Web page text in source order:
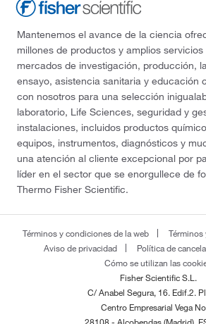
Mantenemos el avance de la ciencia
millones de productos y amplios
mercados de investigación, producción,
ensayo, asistencia sanitaria y educación
con nosotros para una selección
laboratorio, Life Sciences, seguridad y
instalaciones, incluidos productos
equipos, instrumentos, diagnósticos y
una atención al cliente excepcional por
líder en el sector que se enorgullece de
Thermo Fisher Scientific.
Términos y condiciones de la web
Aviso de privacidad
Política de
Cómo se utilizan las
Fisher Scientific S.L.
C/ Anabel Segura, 16. Edif.2.
Centro Empresarial Vega